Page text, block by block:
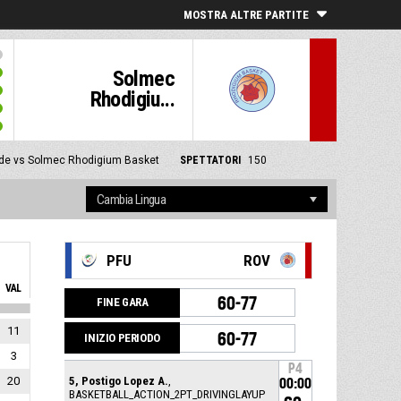
MOSTRA ALTRE PARTITE
Solmec
Rhodigiu...
vs Solmec Rhodigium Basket SPETTATORI 150
VAL
11
3
20
PFU ROV
FINE GARA 60-77
INIZIO PERIODO 60-77
5, Postigo Lopez A.,
BASKETBALL_ACTION_2PT_DRIVINGLAYUP
P4
00:00